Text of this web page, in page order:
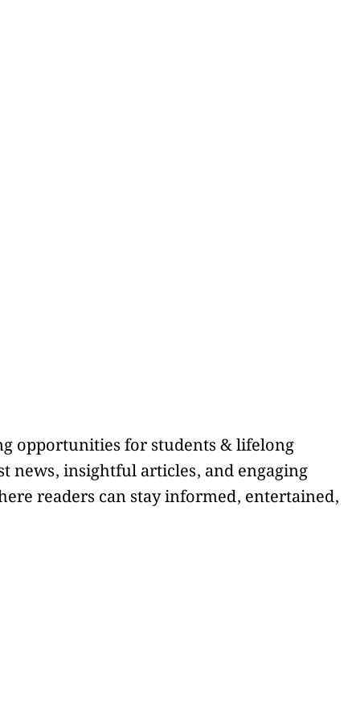
opportunities for students & lifelong
news, insightful articles, and engaging
readers can stay informed, entertained,